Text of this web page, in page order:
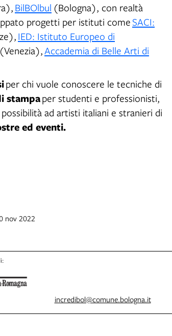
BilBOlbul (Bologna), con realtà
progetti per istituti come SACI:
IED: Istituto Europeo di
(Venezia),Accademia di Belle Arti di
per chi vuole conoscere le tecniche di
stampaper studenti e professionisti,
ad artisti italiani e stranieri di
ed eventi.
nov 2022
incredibol@comune.bologna.it